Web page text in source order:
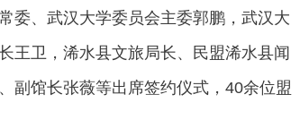
、武汉大学委员会主委郭鹏，武汉大
王卫，浠水县文旅局长、民盟浠水县闻
副馆长张薇等出席签约仪式，40余位盟